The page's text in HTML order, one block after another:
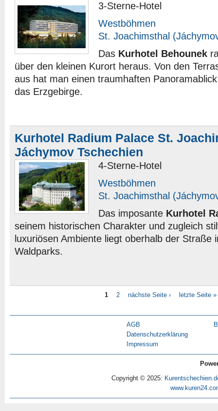
3-Sterne-Hotel
Westböhmen
St. Joachimsthal
Das Kurhotel Behounek
über den kleinen Kurort heraus. Von den
aus hat man einen traumhaften
das Erzgebirge.
Kurhotel Radium Palace St.
Jáchymov Tschechien
4-Sterne-Hotel
Westböhmen
St. Joachimsthal
Das imposante Kurhotel
seinem historischen Charakter und zugleich
luxuriösen Ambiente liegt oberhalb der Straße
Waldparks.
1 2 nächste Seite › letzte Seite »
AGB
Datenschutzerklärung
Impressum
Copyright © 2025: